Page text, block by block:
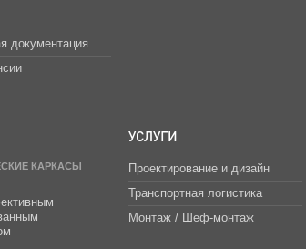
документация
КАРКАСЫ
УСЛУГИ
Проектирование и дизайн
Транспортная логистика
Монтаж / Шеф-монтаж